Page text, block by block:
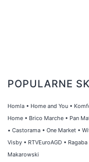
POPULARNE
Homla • Home and You •
Home • Brico Marche • Pan
• Castorama • One Market •
Visby • RTVEuroAGD • Ragaba
Makarowski